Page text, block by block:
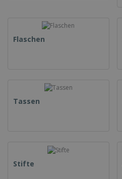
Flaschen
Tassen
Stifte